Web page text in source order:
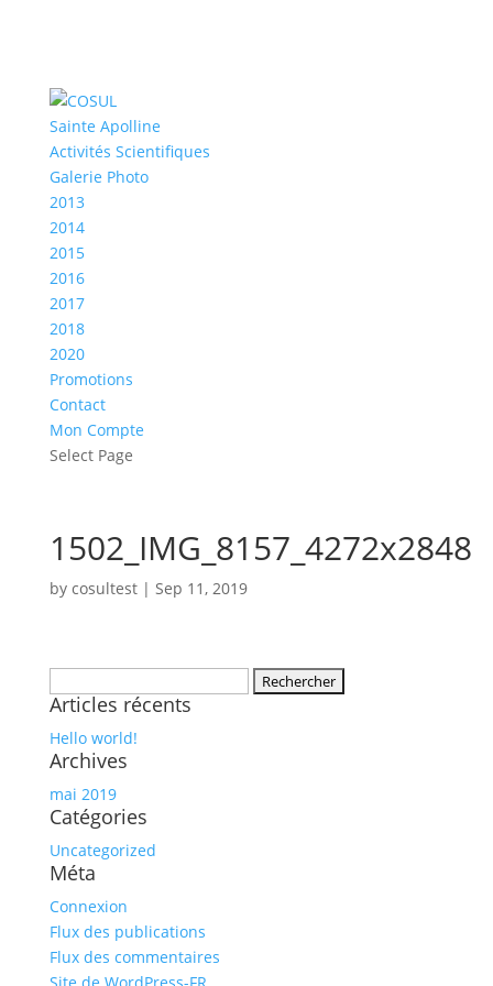
Sainte Apolline
Activités Scientifiques
Galerie Photo
2013
2014
2015
2016
2017
2018
2020
Promotions
Contact
Mon Compte
Select Page
1502_IMG_8157_4272x2848
by cosultest| Sep 11, 2019
Articles récents
Hello world!
Archives
mai 2019
Catégories
Uncategorized
Méta
Connexion
Flux des publications
Flux des commentaires